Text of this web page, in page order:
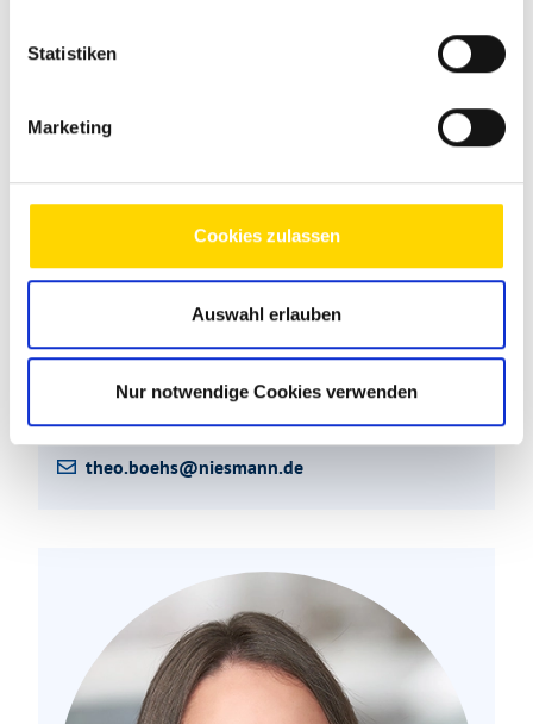
Statistiken
Marketing
Cookies zulassen
Auswahl erlauben
Nur notwendige Cookies verwenden
Markenexperte für HYMER
+49 2654 9409-25
theo.boehs@niesmann.de